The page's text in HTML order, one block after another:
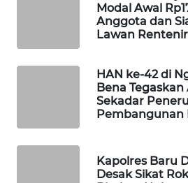
Modal Awal
Anggota dan
Lawan Rentenir
HAN ke-42 di
Bena
Sekadar
Pembangunan
Kapolres Baru
Desak Sikat
METRO